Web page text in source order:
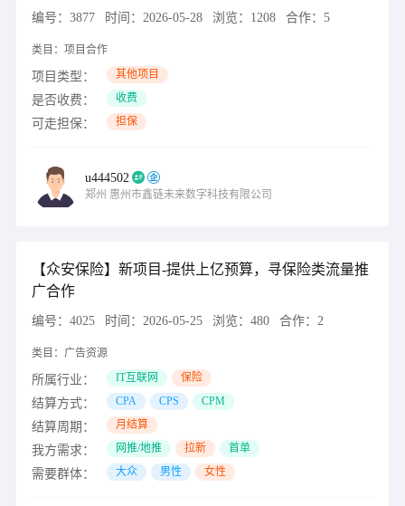
编号： 3877 时间： 2026-05-28 浏览： 1208 合作： 5
类目： 项目合作
项目类型： 其他项目
是否收费： 收费
可走担保： 担保
u444502
郑州 惠州市鑫链未来数字科技有限公司
【众安保险】新项目-提供上亿预算，寻保险类流量推
广合作
编号： 4025 时间： 2026-05-25 浏览： 480 合作： 2
类目： 广告资源
所属行业： IT互联网 保险
结算方式： CPA CPS CPM
结算周期： 月结算
我方需求： 网推/地推 拉新 首单
需要群体： 大众 男性 女性